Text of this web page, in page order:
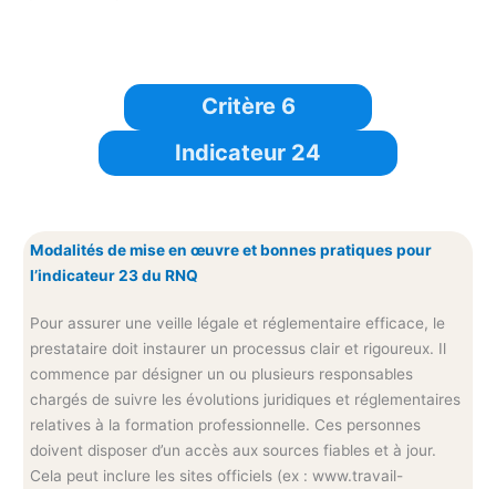
Critère 6
Indicateur 24
Modalités de mise en œuvre et bonnes pratiques pour
l’indicateur 23 du RNQ
Pour assurer une veille légale et réglementaire efficace, le
prestataire doit instaurer un processus clair et rigoureux. Il
commence par désigner un ou plusieurs responsables
chargés de suivre les évolutions juridiques et réglementaires
relatives à la formation professionnelle. Ces personnes
doivent disposer d’un accès aux sources fiables et à jour.
Cela peut inclure les sites officiels (ex : www.travail-